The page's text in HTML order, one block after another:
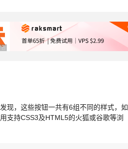
商业广告，理性选择
现，这些按钮一共有6组不同的样式，如
支持CSS3及HTML5的火狐或谷歌等浏